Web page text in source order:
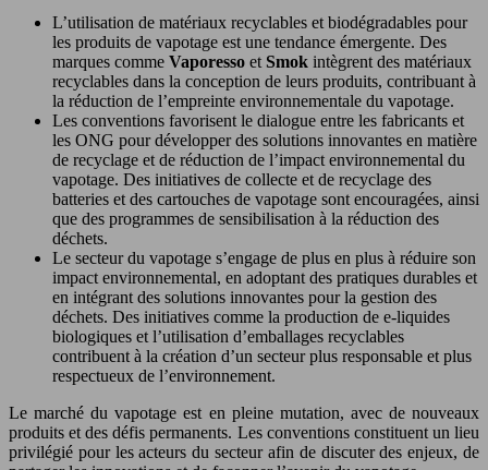
L’utilisation de matériaux recyclables et biodégradables pour
les produits de vapotage est une tendance émergente. Des
marques comme Vaporesso et Smok intègrent des matériaux
recyclables dans la conception de leurs produits, contribuant à
la réduction de l’empreinte environnementale du vapotage.
Les conventions favorisent le dialogue entre les fabricants et
les ONG pour développer des solutions innovantes en matière
de recyclage et de réduction de l’impact environnemental du
vapotage. Des initiatives de collecte et de recyclage des
batteries et des cartouches de vapotage sont encouragées, ainsi
que des programmes de sensibilisation à la réduction des
déchets.
Le secteur du vapotage s’engage de plus en plus à réduire son
impact environnemental, en adoptant des pratiques durables et
en intégrant des solutions innovantes pour la gestion des
déchets. Des initiatives comme la production de e-liquides
biologiques et l’utilisation d’emballages recyclables
contribuent à la création d’un secteur plus responsable et plus
respectueux de l’environnement.
Le marché du vapotage est en pleine mutation, avec de nouveaux
produits et des défis permanents. Les conventions constituent un lieu
privilégié pour les acteurs du secteur afin de discuter des enjeux, de